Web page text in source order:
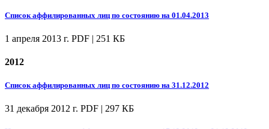
Список аффилированных лиц по состоянию на 01.04.2013
1 апреля 2013 г. PDF | 251 КБ
2012
Список аффилированных лиц по состоянию на 31.12.2012
31 декабря 2012 г. PDF | 297 КБ